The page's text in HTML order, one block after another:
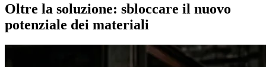
Oltre la soluzione: sbloccare il nuovo
potenziale dei materiali